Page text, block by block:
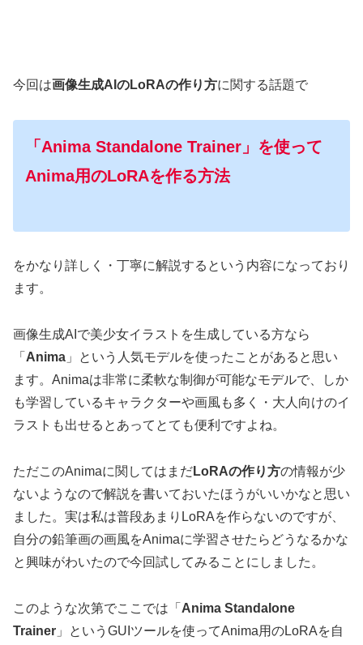
今回は画像生成AIのLoRAの作り方に関する話題で
「Anima Standalone Trainer」を使って
Anima用のLoRAを作る方法
をかなり詳しく・丁寧に解説するという内容になっており
ます。
画像生成AIで美少女イラストを生成している方なら
「 Anima 」という人気モデルを使ったことがあると思い
ます。Animaは非常に柔軟な制御が可能なモデルで、しか
も学習しているキャラクターや画風も多く・大人向けのイ
ラストも出せるとあってとても便利ですよね。
ただこのAnimaに関してはまだLoRAの作り方の情報が少
ないようなので解説を書いておいたほうがいいかなと思い
ました。実は私は普段あまりLoRAを作らないのですが、
自分の鉛筆画の画風をAnimaに学習させたらどうなるかな
と興味がわいたので今回試してみることにしました。
このような次第でここでは「 Anima Standalone
Trainer 」というGUIツールを使ってAnima用のLoRAを自